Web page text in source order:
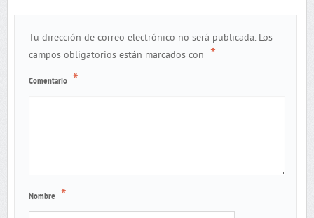
Tu dirección de correo electrónico no será publicada. Los
campos obligatorios están marcados con *
Comentario *
Nombre *